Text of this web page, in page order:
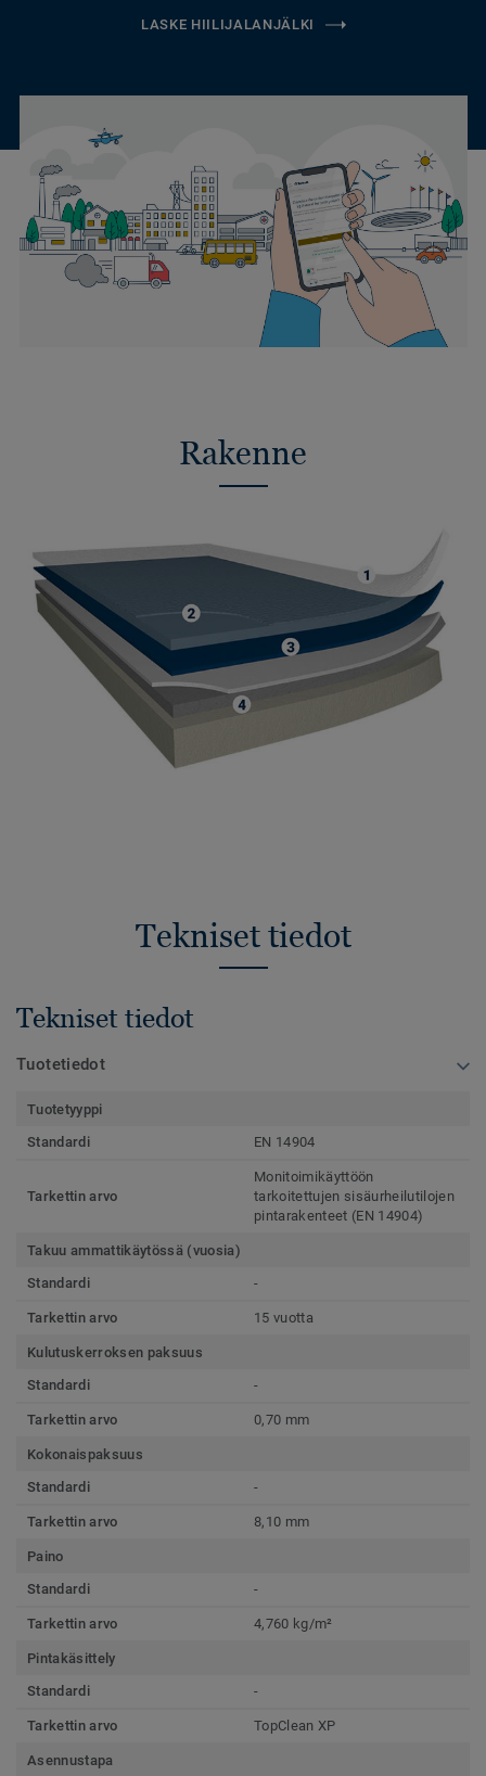
LASKE HIILIJALANJÄLKI
Rakenne
Tekniset tiedot
Tekniset tiedot
Tuotetiedot
Tuotetyyppi
Standardi
EN 14904
Tarkettin arvo
Monitoimikäyttöön
tarkoitettujen sisäurheilutilojen
pintarakenteet (EN 14904)
Takuu ammattikäytössä (vuosia)
Standardi
-
Tarkettin arvo 15 vuotta
Kulutuskerroksen paksuus
Standardi
-
Tarkettin arvo 0,70 mm
Kokonaispaksuus
Standardi
-
Tarkettin arvo 8,10 mm
Paino
Standardi
-
Tarkettin arvo 4,760 kg/m²
Pintakäsittely
Standardi
-
Tarkettin arvo TopClean XP
Asennustapa